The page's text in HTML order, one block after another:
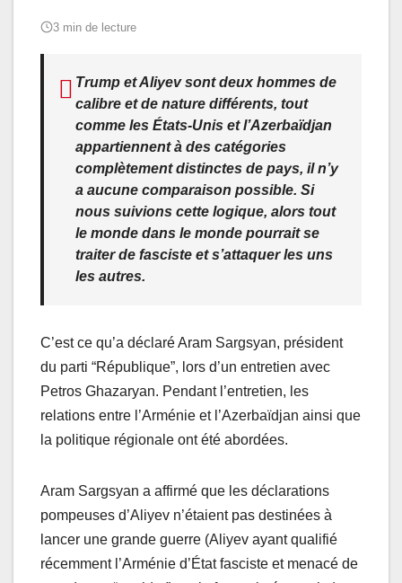
3 min de lecture
Trump et Aliyev sont deux hommes de
calibre et de nature différents, tout
comme les États-Unis et l’Azerbaïdjan
appartiennent à des catégories
complètement distinctes de pays, il n’y
a aucune comparaison possible. Si
nous suivions cette logique, alors tout
le monde dans le monde pourrait se
traiter de fasciste et s’attaquer les uns
les autres.
C’est ce qu’a déclaré Aram Sargsyan, président
du parti “République”, lors d’un entretien avec
Petros Ghazaryan. Pendant l’entretien, les
relations entre l’Arménie et l’Azerbaïdjan ainsi que
la politique régionale ont été abordées.
Aram Sargsyan a affirmé que les déclarations
pompeuses d’Aliyev n’étaient pas destinées à
lancer une grande guerre (Aliyev ayant qualifié
récemment l’Arménie d’État fasciste et menacé de